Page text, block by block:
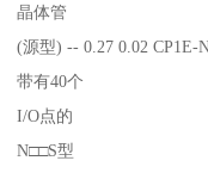
晶体管
(源型) -- 0.27 0.02 CP1E-
带有40个
I/O点的
N□□S型